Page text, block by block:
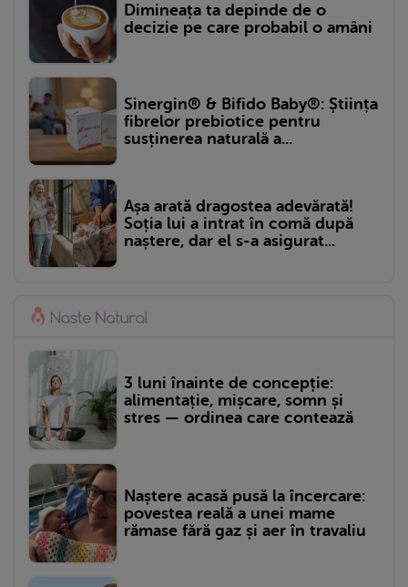
Dimineața ta depinde de o
decizie pe care probabil o amâni
Sinergin® & Bifido Baby®: Știința
fibrelor prebiotice pentru
susținerea naturală a...
Așa arată dragostea adevărată!
Soția lui a intrat în comă după
naștere, dar el s-a asigurat...
3 luni înainte de concepție:
alimentație, mișcare, somn și
stres — ordinea care contează
Naștere acasă pusă la încercare:
povestea reală a unei mame
rămase fără gaz și aer în travaliu